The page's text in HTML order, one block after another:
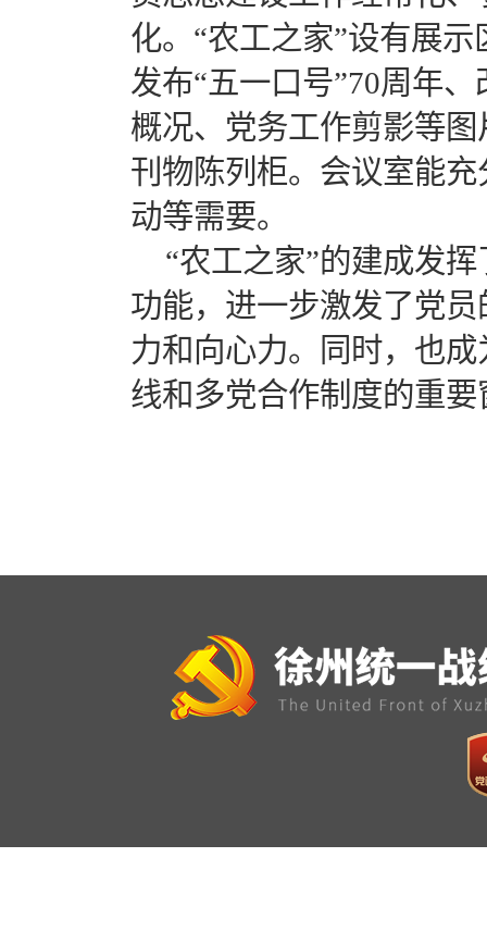
化。“农工之家”设有展
发布“五一口号”70周年
概况、党务工作剪影等
刊物陈列柜。会议室能
动等需要。
“农工之家”的建成发
功能，进一步激发了党
力和向心力。同时，也
线和多党合作制度的重要